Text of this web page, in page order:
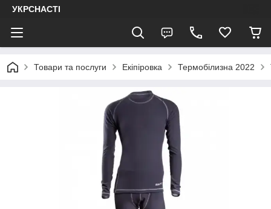
УКРСНАСТІ
Товари та послуги Екіпіровка Термобілизна 2022